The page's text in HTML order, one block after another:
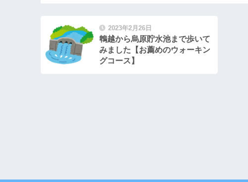
2023年2月26日
鵯越から烏原貯水池まで歩いて
みました【お薦めのウォーキン
グコース】